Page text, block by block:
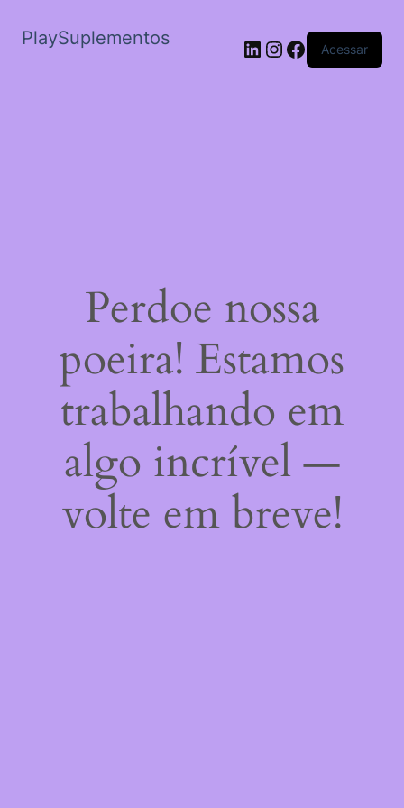
PlaySuplementos LinkedIn
Instagram
Facebook
Acessar
Perdoe nossa
poeira! Estamos
trabalhando em
algo incrível —
volte em breve!